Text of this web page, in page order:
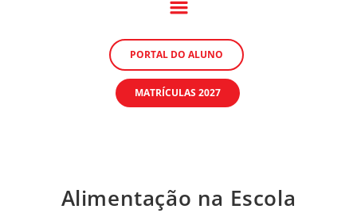
PORTAL DO ALUNO
MATRÍCULAS 2027
Alimentação na Escola